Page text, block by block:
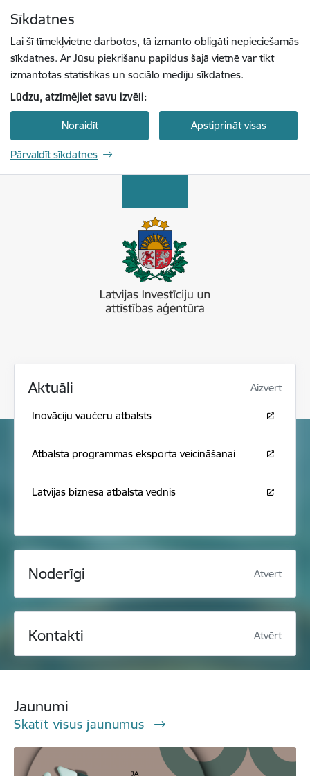
Sīkdatnes
Lai šī tīmekļvietne darbotos, tā izmanto obligāti nepieciešamās
sīkdatnes. Ar Jūsu piekrišanu papildus šajā vietnē var tikt
izmantotas statistikas un sociālo mediju sīkdatnes.
Lūdzu, atzīmējiet savu izvēli:
Noraidīt Apstiprināt visas
Pārvaldīt sīkdatnes
Aktuāli Aizvērt
Inovāciju vaučeru atbalsts
Atbalsta programmas eksporta veicināšanai
Latvijas biznesa atbalsta vednis
Noderīgi Atvērt
Kontakti Atvērt
Jaunumi
Skatīt visus jaunumus